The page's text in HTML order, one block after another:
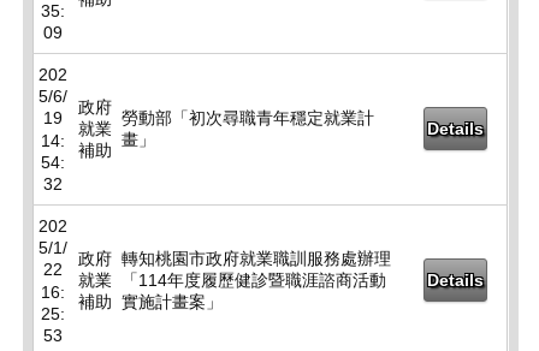
35:
09
202
5/6/
19
14:
54:
32
政府
就業
補助
勞動部「初次尋職青年穩定就業計
畫」
Details
202
5/1/
22
16:
25:
53
政府
就業
補助
轉知桃園市政府就業職訓服務處辦理
「114年度履歷健診暨職涯諮商活動
實施計畫案」
Details